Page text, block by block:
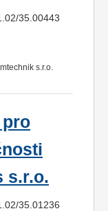
35.00443
s.r.o.
s.r.o.
35.01236